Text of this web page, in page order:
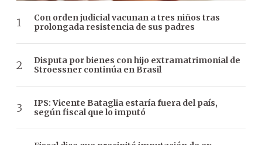
Con orden judicial vacunan a tres niños tras
prolongada resistencia de sus padres
Disputa por bienes con hijo extramatrimonial de
Stroessner continúa en Brasil
IPS: Vicente Bataglia estaría fuera del país,
según fiscal que lo imputó